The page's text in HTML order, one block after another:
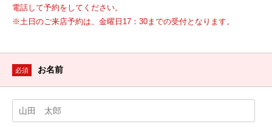
電話して予約をしてください。
※土日のご来店予約は、金曜日17：30までの受付となります。
必須 お名前